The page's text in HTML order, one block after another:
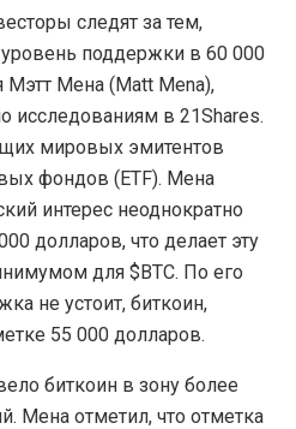
следят за тем,
поддержки в 60 000
Мэтт Мена (Matt Mena),
исследованиям в 21Shares.
мировых эмитентов
фондов (ETF). Мена
интерес неоднократно
долларов, что делает эту
для $BTC. По его
не устоит, биткоин,
55 000 долларов.
биткоин в зону более
Мена отметил, что отметка